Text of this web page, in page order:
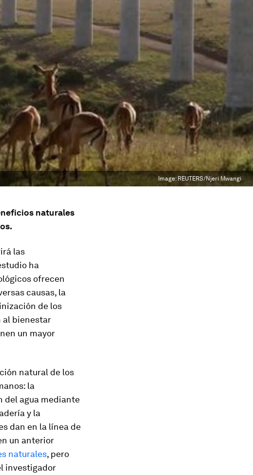
Image: REUTERS/Njeri Mwangi
naturales
las
ha
ofrecen
causas, la
de los
al bienestar
un mayor
natural de los
la
del agua mediante
y la
dan en la línea de
un anterior
naturales, pero
investigador